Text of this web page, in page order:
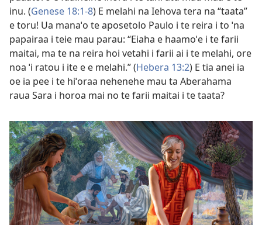
inu. (Genese 18:1-8) E melahi na Iehova tera na “taata”
e toru! Ua manaˈo te aposetolo Paulo i te reira i to ˈna
papairaa i teie mau parau: “Eiaha e haamoˈe i te farii
maitai, ma te na reira hoi vetahi i farii ai i te melahi, ore
noa ˈi ratou i ite e e melahi.” (Hebera 13:2) E tia anei ia
oe ia pee i te hiˈoraa nehenehe mau ta Aberahama
raua Sara i horoa mai no te farii maitai i te taata?